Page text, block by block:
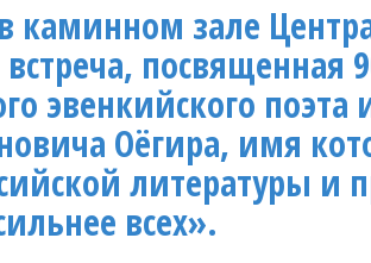
каминном зале
встреча,
эвенкийского
Оёгира, имя
литературы и
всех».